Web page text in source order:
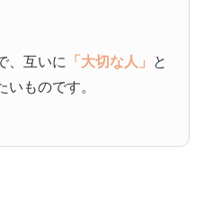
、互いに 「大切な人」 と
ものです。